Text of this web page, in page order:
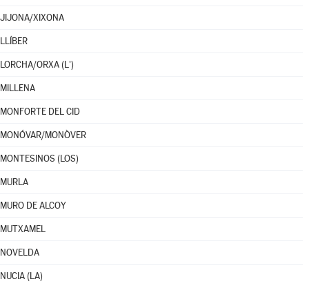
JIJONA/XIXONA
LLÍBER
LORCHA/ORXA (L')
MILLENA
MONFORTE DEL CID
MONÓVAR/MONÒVER
MONTESINOS (LOS)
MURLA
MURO DE ALCOY
MUTXAMEL
NOVELDA
NUCIA (LA)